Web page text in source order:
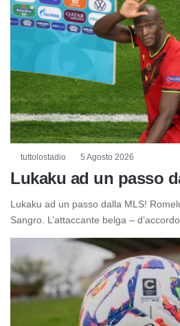
tuttolostadio 5 Agosto 2026
Lukaku ad un passo
Lukaku ad un passo dalla MLS!
Sangro. L’attaccante belga –